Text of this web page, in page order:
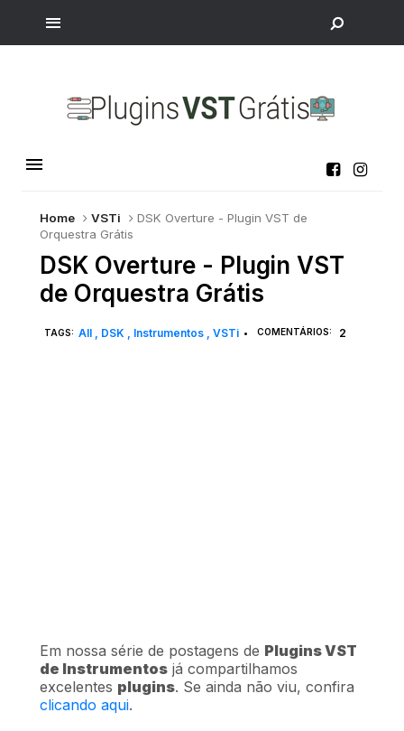
Home VSTi
DSK Overture - Plugin VST de
Orquestra Grátis
DSK Overture - Plugin VST
de Orquestra Grátis
TAGS: All DSK Instrumentos VSTi • COMENTÁRIOS: 2
Em nossa série de postagens de Plugins VST
de Instrumentos já compartilhamos
excelentes plugins. Se ainda não viu, confira
clicando aqui.